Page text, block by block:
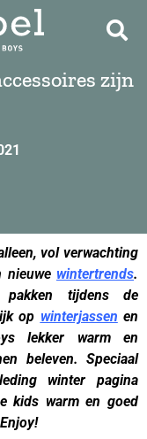
zijn
vol verwachting
nieuwe wintertrends.
pakken tijdens de
op winterjassen en
lekker warm en
beleven. Speciaal
winter pagina
kids warm en goed